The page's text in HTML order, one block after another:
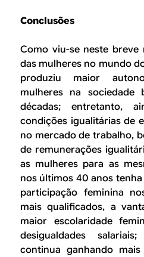
Conclusões
Como viu-se neste
das mulheres no mundo
produziu maior
mulheres na sociedade
décadas; entretanto,
condições igualitárias de
no mercado de trabalho,
de remunerações
as mulheres para as
nos últimos 40 anos
participação feminina
mais qualificados, a
maior escolaridade
desigualdades
continua ganhando